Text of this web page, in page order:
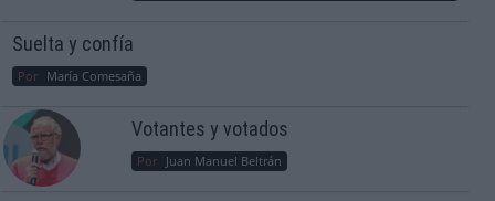
Suelta y confía
Por María Comesaña
Votantes y votados
Por Juan Manuel Beltrán